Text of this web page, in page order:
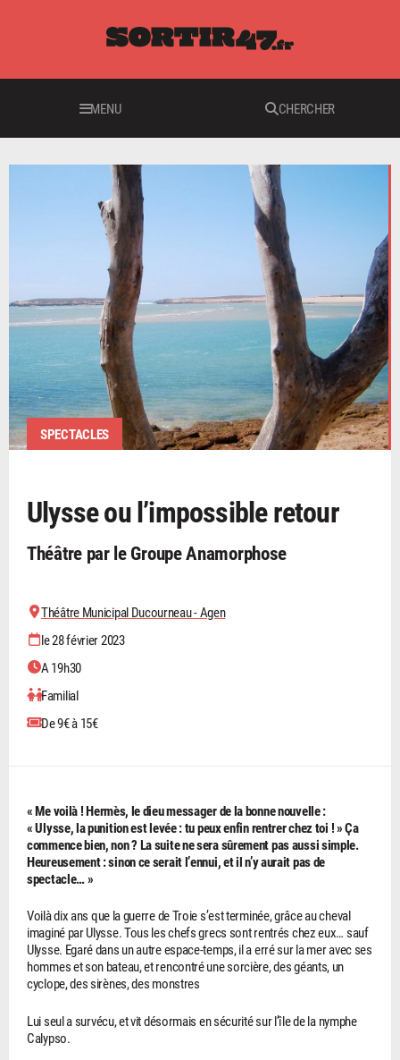
MENU CHERCHER
SPECTACLES
Ulysse ou l’impossible retour
Théâtre par le Groupe Anamorphose
Théâtre Municipal Ducourneau - Agen
le 28 février 2023
A 19h30
Familial
De 9€ à 15€
« Me voilà ! Hermès, le dieu messager de la bonne nouvelle :
« Ulysse, la punition est levée : tu peux enfin rentrer chez toi ! » Ça
commence bien, non ? La suite ne sera sûrement pas aussi simple.
Heureusement : sinon ce serait l’ennui, et il n’y aurait pas de
spectacle… »
Voilà dix ans que la guerre de Troie s’est terminée, grâce au cheval
imaginé par Ulysse. Tous les chefs grecs sont rentrés chez eux… sauf
Ulysse. Egaré dans un autre espace-temps, il a erré sur la mer avec ses
hommes et son bateau, et rencontré une sorcière, des géants, un
cyclope, des sirènes, des monstres
Lui seul a survécu, et vit désormais en sécurité sur l’île de la nymphe
Calypso.